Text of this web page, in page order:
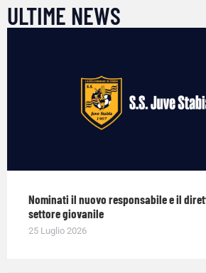
ULTIME NEWS
Nominati il nuovo responsabile e il
settore giovanile
25 Luglio 2026